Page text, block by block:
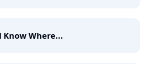
Know Where...